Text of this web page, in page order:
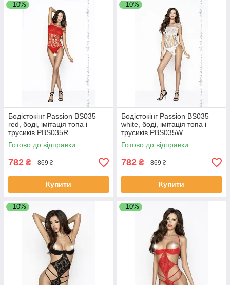
–10%
Бодістокінг Passion BS035
red, боді, імітація топа і
трусиків PBS035R
Готово до відправки
782 ₴ 869 ₴
Купити
–10%
Бодістокінг Passion BS035
white, боді, імітація топа і
трусиків PBS035W
Готово до відправки
782 ₴ 869 ₴
Купити
–10% –10%